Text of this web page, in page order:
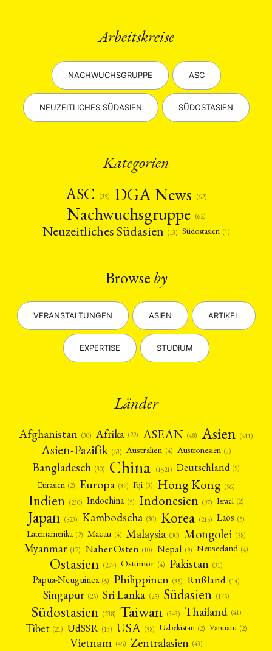
Arbeitskreise
NACHWUCHSGRUPPE ASC
NEUZEITLICHES SÜDASIEN SÜDOSTASIEN
Kategorien
ASC
(35) DGA News (62)
Nachwuchsgruppe (62)
Neuzeitliches Südasien (13) Südostasien (1)
Browse by
VERANSTALTUNGEN ASIEN ARTIKEL
EXPERTISE STUDIUM
Länder
Afghanistan (30) Afrika (22) ASEAN (48) Asien (611)
Asien-Pazifik (63) Australien (4) Austronesien (3)
Bangladesch (30) China (1521) Deutschland (9)
Eurasien (2) Europa (37) Fiji (3) Hong Kong (96)
Indien (230) Indochina (5) Indonesien (97) Israel (2)
Japan (523) Kambodscha (30) Korea (215) Laos (5)
Lateinamerika (2) Macau (4) Malaysia (30) Mongolei (58)
Myanmar (17) Naher Osten (10) Nepal (9) Neuseeland (4)
Ostasien (297) Osttimor (4) Pakistan (31)
Papua-Neuguinea (5) Philippinen (35) Rußland (14)
Singapur (25) Sri Lanka (25) Südasien (175)
Südostasien (238) Taiwan (343) Thailand (41)
Tibet (21) UdSSR (13) USA (58) Uzbekistan (2) Vanuatu (2)
Vietnam (46) Zentralasien (43)